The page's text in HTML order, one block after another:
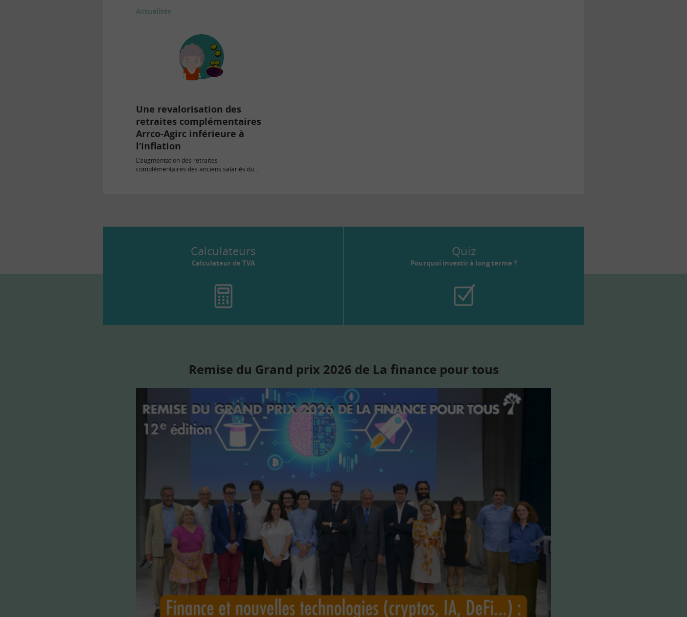
Actualités
Une revalorisation des
retraites complémentaires
Arrco-Agirc inférieure à
l’inflation
L’augmentation des retraites
complémentaires des anciens salariés du
Calculateurs
Calculateur de TVA
Quiz
Pourquoi investir à long terme ?
Remise du Grand prix 2026 de La finance pour tous